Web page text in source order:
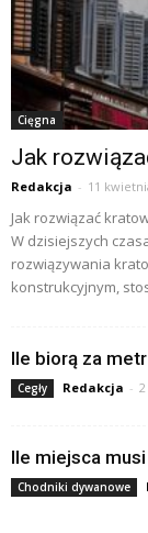
Cięgna
Jak
Redakcja - 11
Jak rozwiązać
W dzisiejszych
rozwiązywania
konstrukcyjnym,
Ile biorą za
Cegły Redakcja -
Ile miejsca
Chodniki dywanowe